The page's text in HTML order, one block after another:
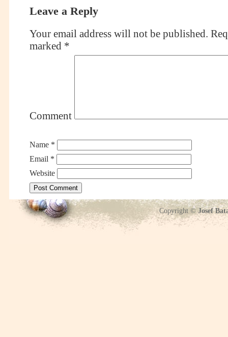
Leave a Reply
Your email address will not be published.
marked *
Comment
Name *
Email *
Website
Copyright ©Josef